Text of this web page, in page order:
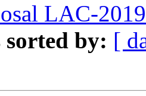
LAC-
sorted by: [